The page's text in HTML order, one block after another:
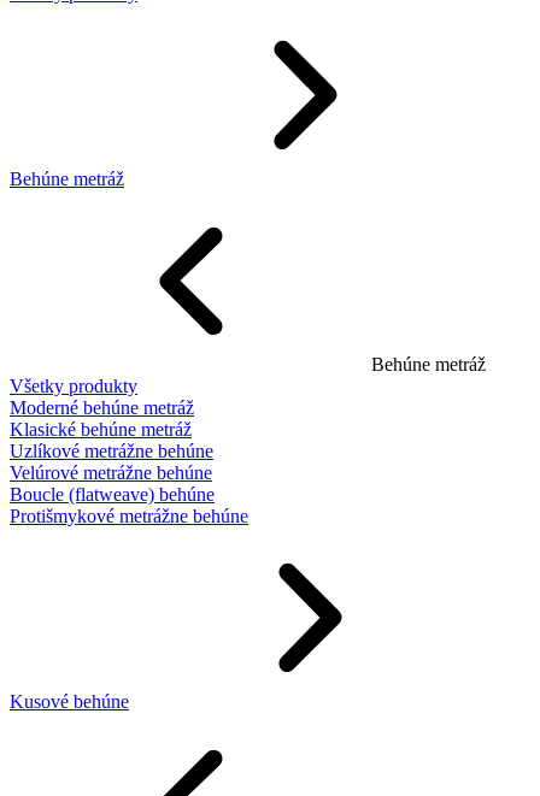
Behúne metráž
Behúne metráž
Všetky produkty
Moderné behúne metráž
Klasické behúne metráž
Uzlíkové metrážne behúne
Velúrové metrážne behúne
Boucle (flatweave) behúne
Protišmykové metrážne behúne
Kusové behúne